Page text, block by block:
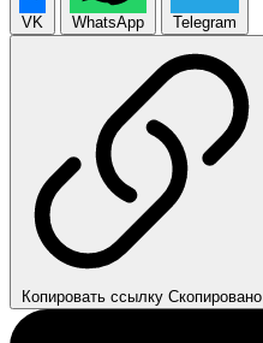
VK WhatsApp Telegram
Копировать ссылку Скопировано